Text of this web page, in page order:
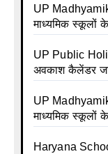
Basic School
Shiksha
Calendar List
UP
माध्यमिक स्कूलों
UP
Madhyamik
Holiday
List 2026
UP Public
अवकाश कैलेंडर
talika |
Holidays
UP
माध्यमिक स्कूलों
Up
Haryana